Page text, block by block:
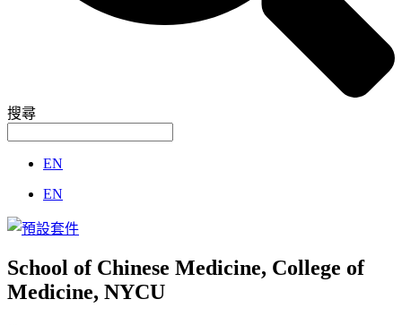
搜尋
EN
EN
School of Chinese Medicine, College of
Medicine, NYCU